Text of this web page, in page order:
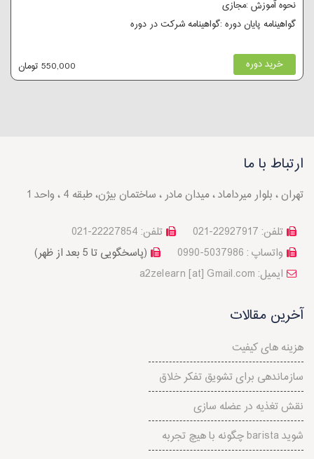
نحوه آموزش :مجازی
گواهینامه پایان دوره :گواهینامه شرکت در دوره
خرید دوره 550,000 تومان
ارتباط با ما
تهران ، بلوار میرداماد ، میدان مادر ، ساختمان بیژن، طبقه 4 ، واحد 1
تلفن: 22227854-021
تلفن: 22927917-021
(پاسخگویی تا 5 بعد از ظهر)
واتساپ : 5037986-0990
a2zelearn [at] Gmail.com :ایمیل
آخرین مقالات
هزینه های کیفیت
سازماندهی برای تشویق تفکر خلاق
نقش تغذیه در عضله سازی
چگونه با هیچ تجربه barista شوید